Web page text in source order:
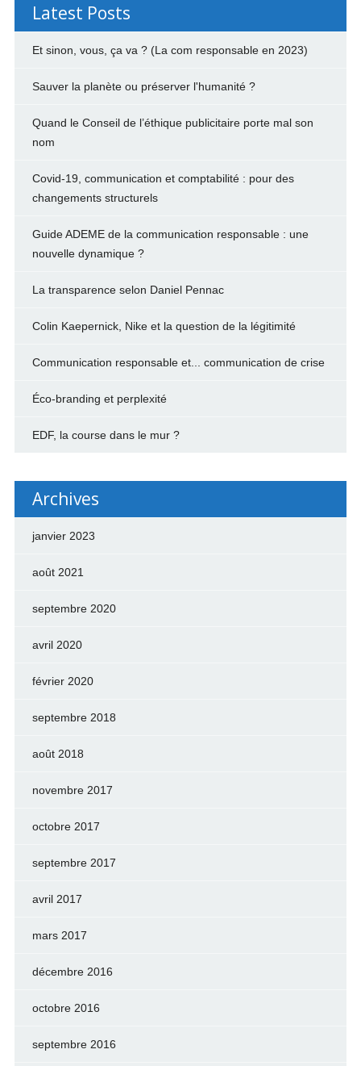
Latest Posts
Et sinon, vous, ça va ? (La com responsable en 2023)
Sauver la planète ou préserver l'humanité ?
Quand le Conseil de l’éthique publicitaire porte mal son
nom
Covid-19, communication et comptabilité : pour des
changements structurels
Guide ADEME de la communication responsable : une
nouvelle dynamique ?
La transparence selon Daniel Pennac
Colin Kaepernick, Nike et la question de la légitimité
Communication responsable et... communication de crise
Éco-branding et perplexité
EDF, la course dans le mur ?
Archives
janvier 2023
août 2021
septembre 2020
avril 2020
février 2020
septembre 2018
août 2018
novembre 2017
octobre 2017
septembre 2017
avril 2017
mars 2017
décembre 2016
octobre 2016
septembre 2016